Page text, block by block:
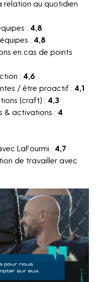
relation au quotidien
: 4,8
: 4,8
en cas de points
: 4,6
/ être proactif : 4,1
(craft) : 4,3
& activations : 4
LaFourmi : 4,7
de travailler avec